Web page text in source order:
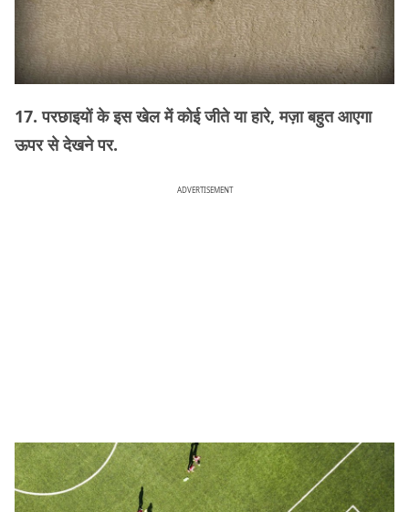
17. परछाइयों के इस खेल में कोई जीते या हारे, मज़ा बहुत आएगा
ऊपर से देखने पर.
ADVERTISEMENT